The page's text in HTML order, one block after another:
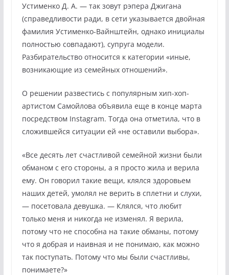
Устименко Д. А. — так зовут рэпера Джигана
(справедливости ради, в сети указывается двойная
фамилия Устименко-Вайнштейн, однако инициалы
полностью совпадают), супруга модели.
Разбирательство относится к категории «иные,
возникающие из семейных отношений».
О решении развестись с популярным хип-хоп-
артистом Самойлова объявила еще в конце марта
посредством Instagram. Тогда она отметила, что в
сложившейся ситуации ей «не оставили выбора».
«Все десять лет счастливой семейной жизни были
обманом с его стороны, а я просто жила и верила
ему. Он говорил такие вещи, клялся здоровьем
наших детей, умолял не верить в сплетни и слухи,
— посетовала девушка. — Клялся, что любит
только меня и никогда не изменял. Я верила,
потому что не способна на такие обманы, потому
что я добрая и наивная и не понимаю, как можно
так поступать. Потому что мы были счастливы,
понимаете?»